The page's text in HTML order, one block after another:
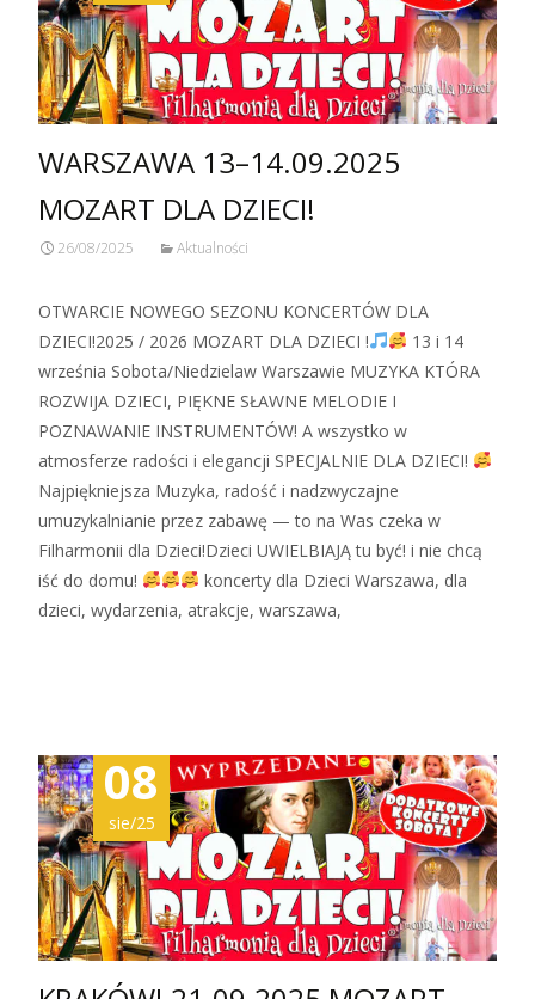
WARSZAWA 13–14.09.2025
MOZART DLA DZIECI!
26/08/2025 Aktualności
OTWARCIE NOWEGO SEZONU KONCERTÓW DLA
DZIECI!2025 / 2026 MOZART DLA DZIECI !
13 i 14
września Sobota/Niedzielaw Warszawie MUZYKA KTÓRA
ROZWIJA DZIECI, PIĘKNE SŁAWNE MELODIE I
POZNAWANIE INSTRUMENTÓW! A wszystko w
atmosferze radości i elegancji SPECJALNIE DLA DZIECI!
Najpiękniejsza Muzyka, radość i nadzwyczajne
umuzykalnianie przez zabawę — to na Was czeka w
Filharmonii dla Dzieci!Dzieci UWIELBIAJĄ tu być! i nie chcą
iść do domu!
koncerty dla Dzieci Warszawa, dla
dzieci, wydarzenia, atrakcje, warszawa,
08
sie/25